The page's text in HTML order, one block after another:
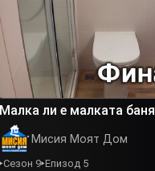
Малка ли е малката баня
Мисия Моят Дом
Сезон 9 Епизод 5